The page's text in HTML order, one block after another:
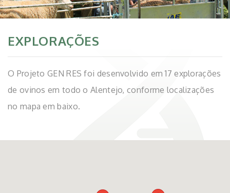
EXPLORAÇÕES
O Projeto GEN RES foi desenvolvido em 17 explorações
de ovinos em todo o Alentejo, conforme localizações
no mapa em baixo.